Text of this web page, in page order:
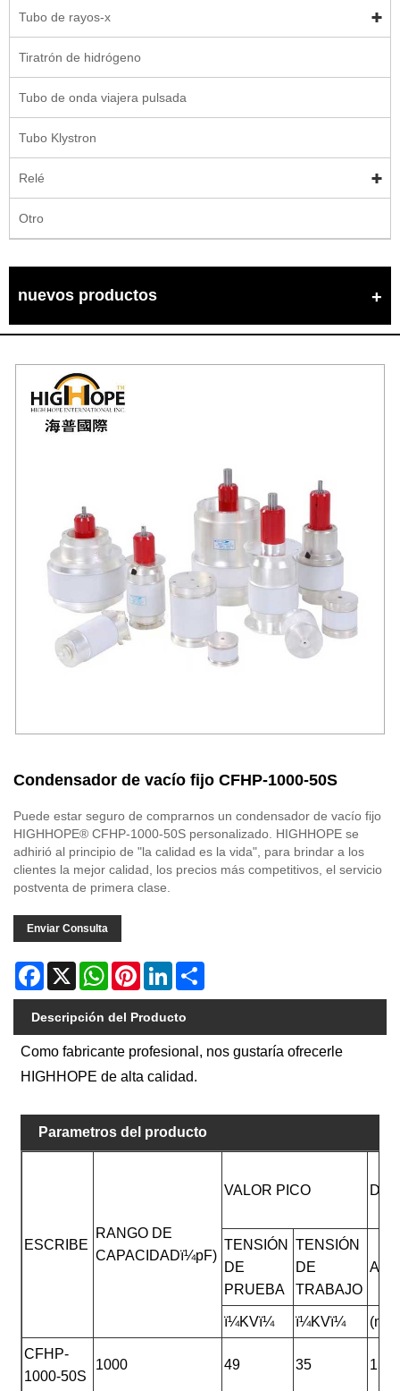
Tubo de rayos-x
Tiratrón de hidrógeno
Tubo de onda viajera pulsada
Tubo Klystron
Relé
Otro
nuevos productos
Condensador de vacío fijo CFHP-1000-50S
Puede estar seguro de comprarnos un condensador de vacío fijo
HIGHHOPE® CFHP-1000-50S personalizado. HIGHHOPE se
adhirió al principio de "la calidad es la vida", para brindar a los
clientes la mejor calidad, los precios más competitivos, el servicio
postventa de primera clase.
Enviar Consulta
Facebook
X WhatsAppPinterestLinkedIn
Descripción del Producto
Como fabricante profesional, nos gustaría ofrecerle
HIGHHOPE de alta calidad.
Parametros del producto
ESCRIBE
RANGO DE
CAPACIDADï¼pF)
VALOR PICO
TENSIÓN
DE
PRUEBA
TENSIÓN
DE
TRABAJO
ï¼KVï¼ ï¼KVï¼
CFHP-
1000-50S
1000 49 35 158